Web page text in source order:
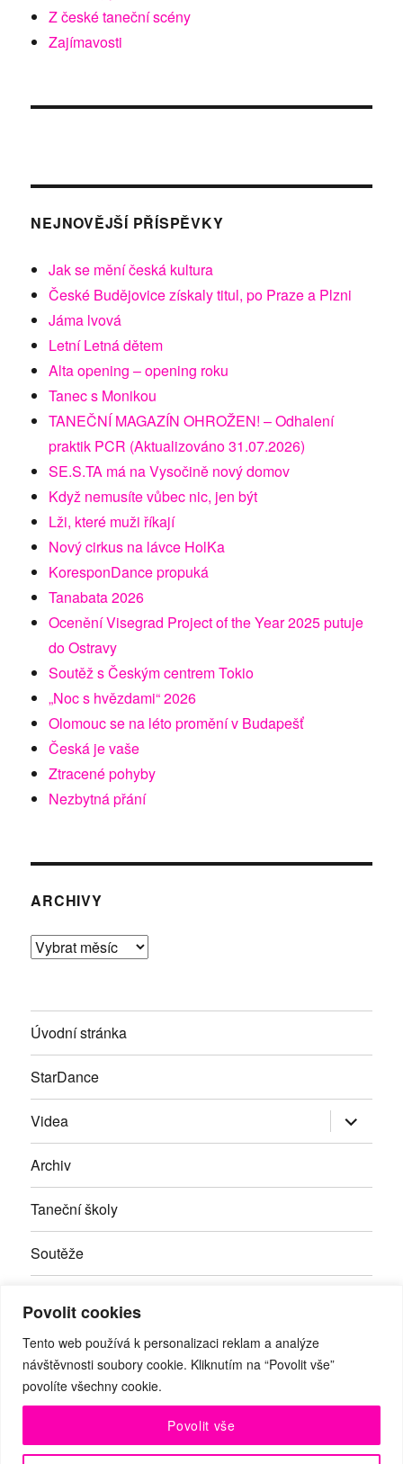
Povolit cookies
Tento web používá k personalizaci reklam a analýze
návštěvnosti soubory cookie. Kliknutím na “Povolit vše”
povolíte všechny cookie.
Povolit vše
Z české taneční scény
Zajímavosti
NEJNOVĚJŠÍ PŘÍSPĚVKY
Jak se mění česká kultura
České Budějovice získaly titul, po Praze a Plzni
Jáma lvová
Letní Letná dětem
Alta opening – opening roku
Tanec s Monikou
TANEČNÍ MAGAZÍN OHROŽEN! – Odhalení
praktik PCR (Aktualizováno 31.07.2026)
SE.S.TA má na Vysočině nový domov
Když nemusíte vůbec nic, jen být
Lži, které muži říkají
Nový cirkus na lávce HolKa
KoresponDance propuká
Tanabata 2026
Ocenění Visegrad Project of the Year 2025 putuje
do Ostravy
Soutěž s Českým centrem Tokio
„Noc s hvězdami“ 2026
Olomouc se na léto promění v Budapešť
Česká je vaše
Ztracené pohyby
Nezbytná přání
ARCHIVY
Archivy
Úvodní stránka
StarDance
Videa Zobrazit
položky
Archiv
Taneční školy
Soutěže
Kontakty
Facebook
RSS Youtube
© Taneční magazín, z.s. | Branická 69/66, Braník, 147 00 Praha